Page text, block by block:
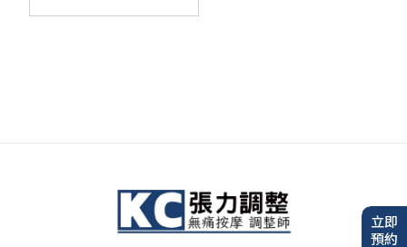
立即
預約